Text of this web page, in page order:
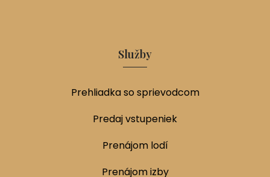
Služby
Prehliadka so sprievodcom
Predaj vstupeniek
Prenájom lodí
Prenájom izby